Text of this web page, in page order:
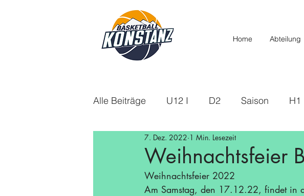
Home Abteilung
Alle Beiträge U12 I D2 Saison H1
U14 Aktuelles
Saison 21/22 Saison 22/23
Weihnachtsfeier
7. Dez. 2022 1 Min. Lesezeit
Weihnachtsfeier 2022
Am Samstag, den 17.12.22, findet in